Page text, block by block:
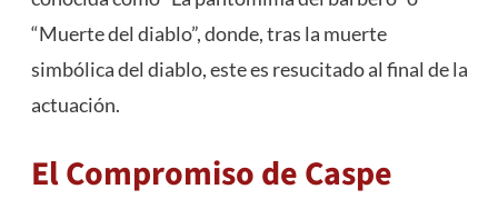
“Muerte del diablo”, donde, tras la muerte
simbólica del diablo, este es resucitado al final de la
actuación​​.
El Compromiso de Caspe